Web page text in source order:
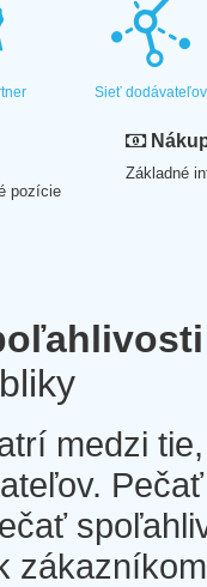
Sieť dodávateľov
pozície
Základné
medzi